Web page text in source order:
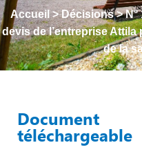
Accueil>Décisions>N°
devis de l’entreprise
de la
Document
téléchargeable